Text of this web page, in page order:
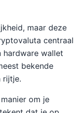
maar deze
centraal
hardware wallet
bekende
rijtje.
om je